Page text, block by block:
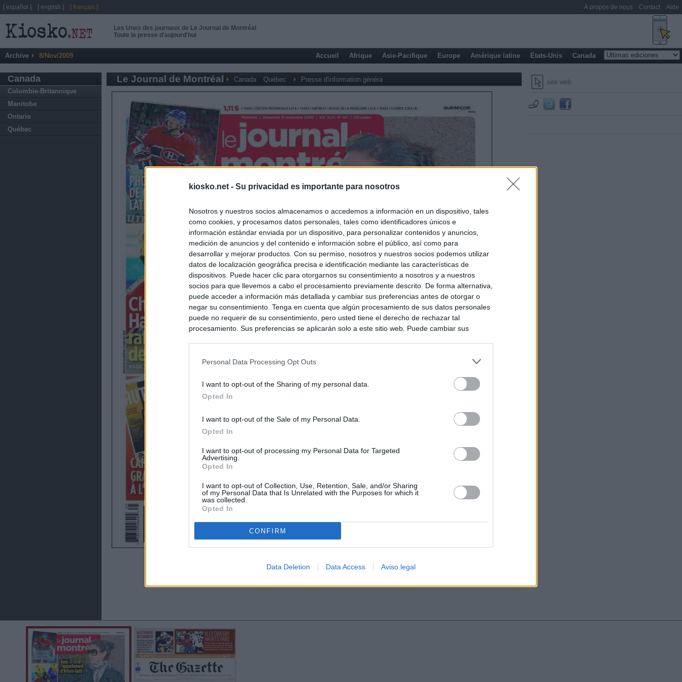
kiosko.net - Su privacidad es importante para nosotros
Nosotros y nuestros socios almacenamos o accedemos a información en un dispositivo, tales
como cookies, y procesamos datos personales, tales como identificadores únicos e
información estándar enviada por un dispositivo, para personalizar contenidos y anuncios,
medición de anuncios y del contenido e información sobre el público, así como para
desarrollar y mejorar productos. Con su permiso, nosotros y nuestros socios podemos utilizar
datos de localización geográfica precisa e identificación mediante las características de
dispositivos. Puede hacer clic para otorgarnos su consentimiento a nosotros y a nuestros
socios para que llevemos a cabo el procesamiento previamente descrito. De forma alternativa,
puede acceder a información más detallada y cambiar sus preferencias antes de otorgar o
negar su consentimiento. Tenga en cuenta que algún procesamiento de sus datos personales
puede no requerir de su consentimiento, pero usted tiene el derecho de rechazar tal
procesamiento. Sus preferencias se aplicarán solo a este sitio web. Puede cambiar sus
Personal Data Processing Opt Outs
I want to opt-out of the Sharing of my personal data.
Opted In
I want to opt-out of the Sale of my Personal Data.
Opted In
I want to opt-out of processing my Personal Data for Targeted
Advertising.
Opted In
I want to opt-out of Collection, Use, Retention, Sale, and/or Sharing
of my Personal Data that Is Unrelated with the Purposes for which it
was collected.
Opted In
CONFIRM
Data Deletion Data Access Aviso legal
Les Unes des journaux de Le Journal de Montréal
Toute la presse d'aujourd'hui
Archive 8/Nov/2009 Accueil Afrique Asie-Pacifique Europe Amérique latine États-Unis Canada
Canada
Colombie-Britannique
Manitoba
Ontario
Québec
site web
Le Journal de Montréal Canada Québec Presse d'information généra
[ español ] [ english ] [ français ] À propos de nous Contact Aide